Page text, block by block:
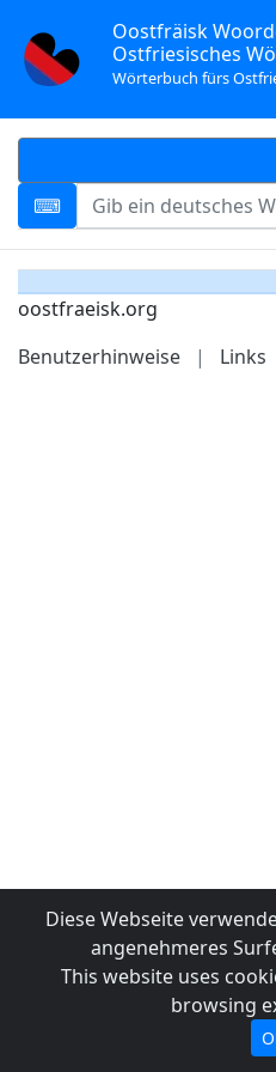
Oostfräisk
Ostfriesisches
Wörterbuch fürs
oostfraeisk.org
Benutzerhinweise
| Links
Diese Webseite
angenehmeres
This website uses
browsing